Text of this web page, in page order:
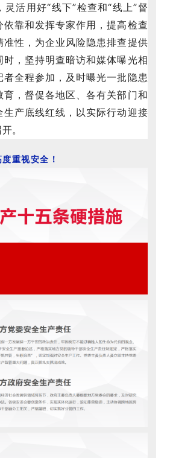
活用好“线下”检查和“线上”督
依靠和发挥专家作用，提高检查
准性，为企业风险隐患排查提供
时，坚持明查暗访和媒体曝光相
全程参加，及时曝光一批隐患
育，督促各地区、各有关部门和
生产底线红线，以实际行动迎接
。
重视安全！